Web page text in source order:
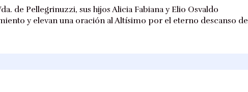
de Pellegrinuzzi, sus hijos Alicia Fabiana y Elio Osvaldo
y elevan una oración al Altísimo por el eterno descanso de